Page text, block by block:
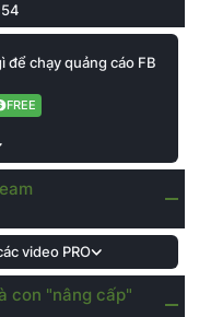
để chạy quảng cáo FB
FREE
video PRO
con "nâng cấp"